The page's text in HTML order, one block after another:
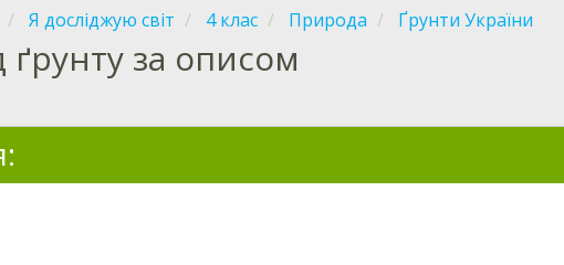
Я досліджую світ 4 клас Природа Ґрунти України
ґрунту за описом